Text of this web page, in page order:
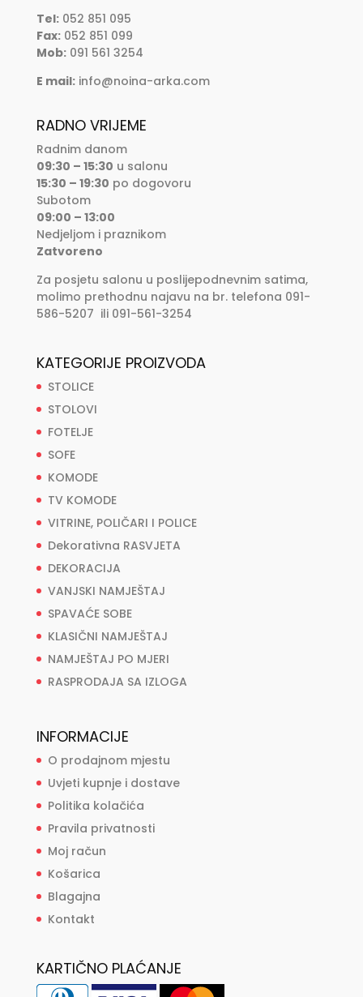
Tel:052 851 095
Fax:052 851 099
Mob:091 561 3254
E mail: info@noina-arka.com
RADNO VRIJEME
Radnim danom
09:30 – 15:30 u salonu
15:30 – 19:30 po dogovoru
Subotom
09:00 – 13:00
Nedjeljom i praznikom
Zatvoreno
Za posjetu salonu u poslijepodnevnim satima,
molimo prethodnu najavu na br. telefona 091-
586-5207 ili 091-561-3254
KATEGORIJE PROIZVODA
STOLICE
STOLOVI
FOTELJE
SOFE
KOMODE
TV KOMODE
VITRINE, POLIČARI I POLICE
Dekorativna RASVJETA
DEKORACIJA
VANJSKI NAMJEŠTAJ
SPAVAĆE SOBE
KLASIČNI NAMJEŠTAJ
NAMJEŠTAJ PO MJERI
RASPRODAJA SA IZLOGA
INFORMACIJE
O prodajnom mjestu
Uvjeti kupnje i dostave
Politika kolačića
Pravila privatnosti
Moj račun
Košarica
Blagajna
Kontakt
KARTIČNO PLAĆANJE